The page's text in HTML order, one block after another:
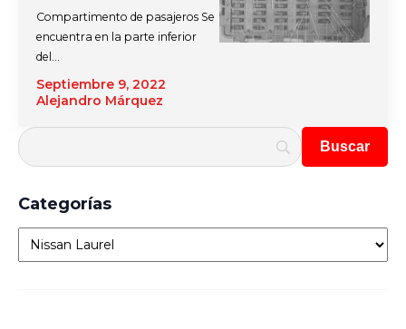
Septiembre 9, 2022
Alejandro Márquez
Compartimento de pasajeros Se
encuentra en la parte inferior
del…
Categorías
Categorías